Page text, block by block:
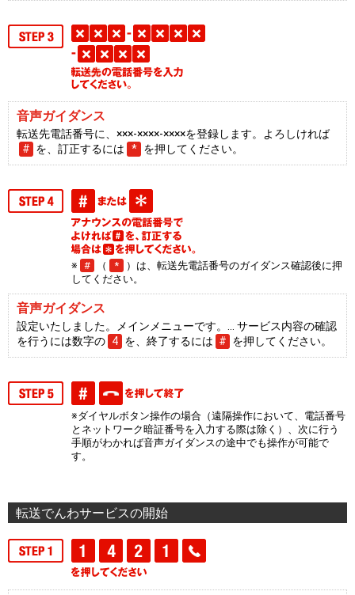
音声ガイダンス
転送先電話番号に、×××-××××-××××を登録します。よろしければ
# を、訂正するには * を押してください。
※ # （ *
）は、転送先電話番号のガイダンス確認後に押
してください。
音声ガイダンス
設定いたしました。メインメニューです。… サービス内容の確認
を行うには数字の 4 を、終了するには # を押してください。
※ダイヤルボタン操作の場合（遠隔操作において、電話番号
とネットワーク暗証番号を入力する際は除く）、次に行う
手順がわかれば音声ガイダンスの途中でも操作が可能で
す。
転送でんわサービスの開始